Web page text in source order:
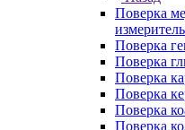
Поверка
Поверка
Поверка
Поверка
Поверка
Поверка
Поверка